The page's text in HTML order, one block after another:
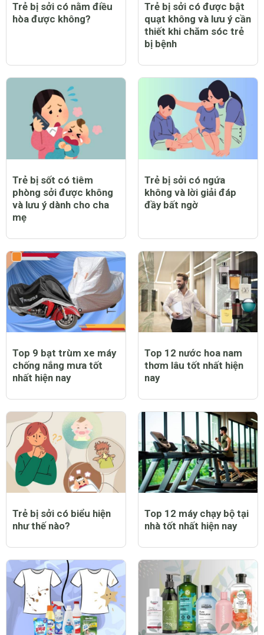
Trẻ bị sởi có nằm điều
hòa được không?
Trẻ bị sởi có được bật
quạt không và lưu ý cần
thiết khi chăm sóc trẻ
bị bệnh
Trẻ bị sốt có tiêm
phòng sởi được không
và lưu ý dành cho cha
mẹ
Trẻ bị sởi có ngứa
không và lời giải đáp
đầy bất ngờ
Top 9 bạt trùm xe máy
chống nắng mưa tốt
nhất hiện nay
Top 12 nước hoa nam
thơm lâu tốt nhất hiện
nay
Trẻ bị sởi có biểu hiện
như thế nào?
Top 12 máy chạy bộ tại
nhà tốt nhất hiện nay